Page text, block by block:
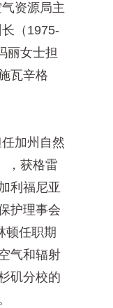
资源局主
（1975-
丽女士担
瓦辛格
加州自然
，获格雷
利福尼亚
护理事会
顿任职期
气和辐射
矶分校的